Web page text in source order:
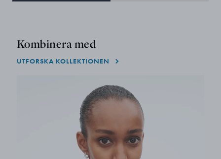
Kombinera med
UTFORSKA KOLLEKTIONEN